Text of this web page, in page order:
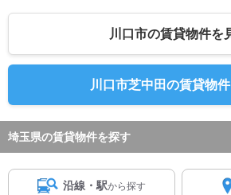
川口市の賃貸物件を
川口市芝中田の賃貸物
埼玉県の賃貸物件を探す
沿線・駅から探す